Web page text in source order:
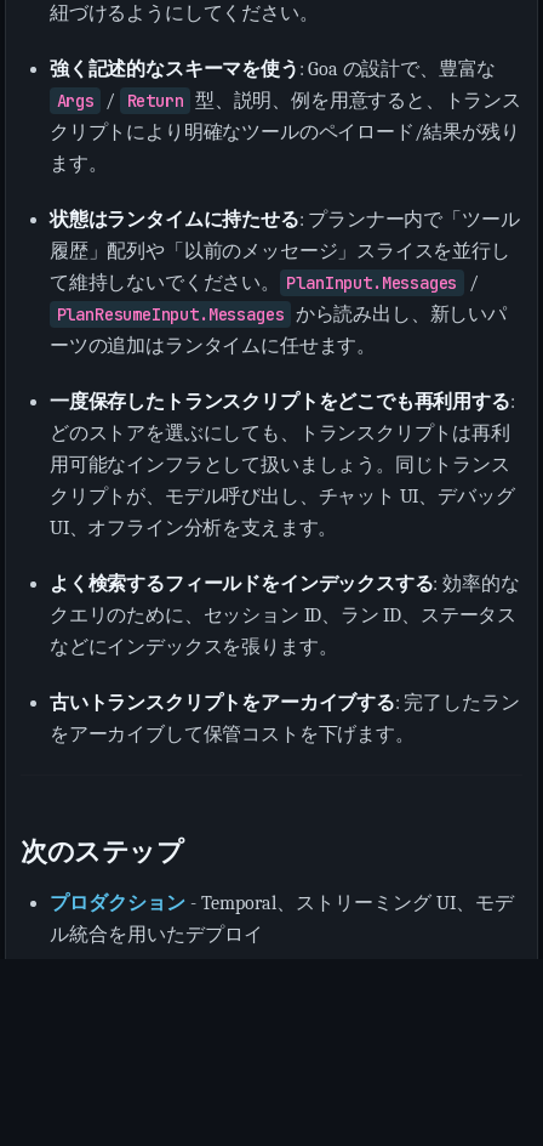
紐づけるようにしてください。
強く記述的なスキーマを使う : Goa の設計で、豊富な
Args
/ Return 型、説明、例を用意すると、トランス
クリプトにより明確なツールのペイロード/結果が残り
ます。
状態はランタイムに持たせる: プランナー内で「ツール
履歴」配列や「以前のメッセージ」スライスを並行し
て維持しないでください。
PlanInput.Messages
/
PlanResumeInput.Messages から読み出し、新しいパ
ーツの追加はランタイムに任せます。
一度保存したトランスクリプトをどこでも再利用する:
どのストアを選ぶにしても、トランスクリプトは再利
用可能なインフラとして扱いましょう。同じトランス
クリプトが、モデル呼び出し、チャット UI、デバッグ
UI、オフライン分析を支えます。
よく検索するフィールドをインデックスする: 効率的な
クエリのために、セッション ID、ラン ID、ステータス
などにインデックスを張ります。
古いトランスクリプトをアーカイブする: 完了したラン
をアーカイブして保管コストを下げます。
次のステップ
プロダクション - Temporal、ストリーミング UI、モデ
ル統合を用いたデプロイ